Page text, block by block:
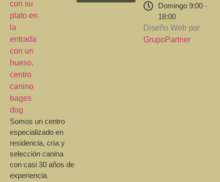
Somos un centro
especializado en
residencia, cría y
selección canina
con casi 30 años de
experiencia.
Domingo 9:00 -
18:00
Diseño Web por
GrupoPartner